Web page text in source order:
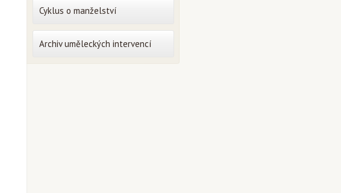
Cyklus o manželství
Archiv uměleckých intervencí